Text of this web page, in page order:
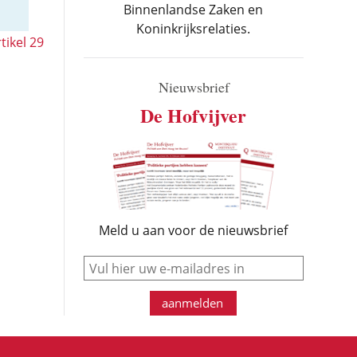
29
Binnenlandse Zaken en
Koninkrijksrelaties.
Nieuwsbrief
De Hofvijver
Meld u aan voor de nieuwsbrief
e-mail
aanmelden